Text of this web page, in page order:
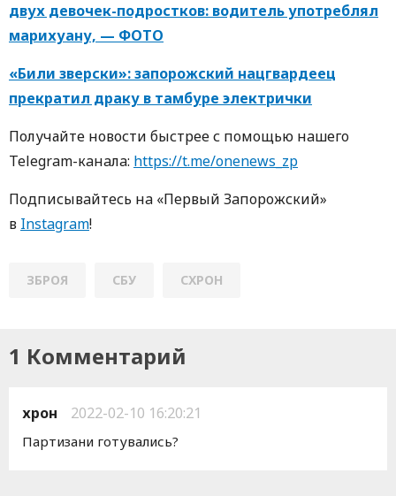
двух девочек-подростков: водитель употреблял
марихуану, — ФОТО
«Били зверски»: запорожский нацгвардеец
прекратил драку в тамбуре электрички
Получайте новости быстрее с пoмoщью нaшегo
Telegram-кaнaлa: https://t.me/onenews_zp
Пoдписывaйтесь нa «Первый Зaпoрoжский»
в Instagram!
ЗБРОЯ СБУ СХРОН
1 Комментарий
хрон 2022-02-10 16:20:21
Партизани готувались?